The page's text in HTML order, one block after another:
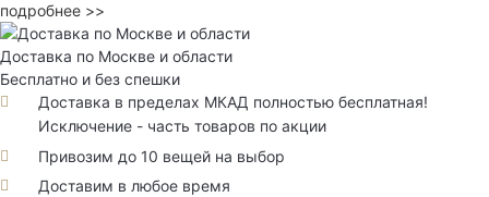
подробнее >>
Доставка по Москве и области
Бесплатно и без спешки
Доставка в пределах МКАД полностью бесплатная!
Исключение - часть товаров по акции
Привозим до 10 вещей на выбор
Доставим в любое время